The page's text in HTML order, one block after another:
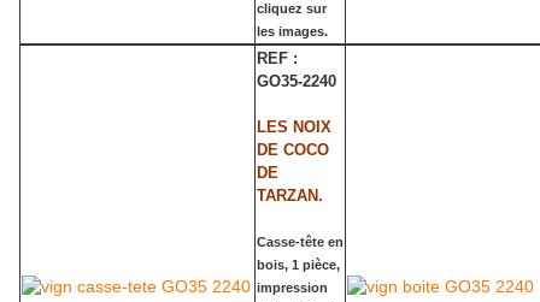
cliquez sur
les images.
REF :
GO35-2240
LES NOIX
DE COCO
DE
TARZAN.
Casse-tête en
bois, 1 pièce,
impression